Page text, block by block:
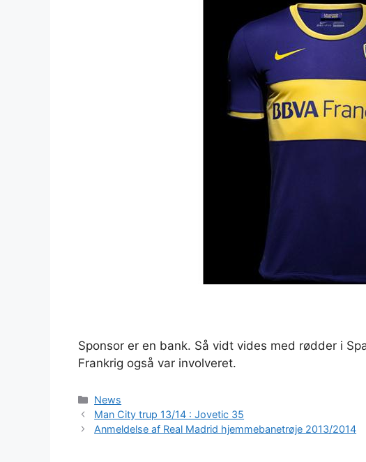
Sponsor er en bank. Så vidt vides med rødder i
Frankrig også var involveret.
Kategorier
News
Man City trup 13/14 : Jovetic 35
Anmeldelse af Real Madrid hjemmebanetrøje 2013/2014